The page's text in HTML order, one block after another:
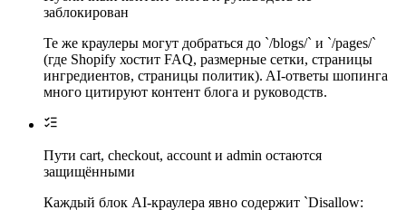
заблокирован
Те же краулеры могут добраться до `/blogs/` и `/pages/`
(где Shopify хостит FAQ, размерные сетки, страницы
ингредиентов, страницы политик). AI-ответы шопинга
много цитируют контент блога и руководств.
Пути cart, checkout, account и admin остаются
защищёнными
Каждый блок AI-краулера явно содержит `Disallow: